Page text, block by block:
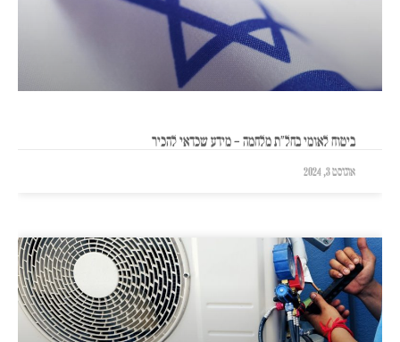
ביטוח לאומי בחל"ת מלחמה – מידע שכדאי להכיר
אוגוסט 3, 2024